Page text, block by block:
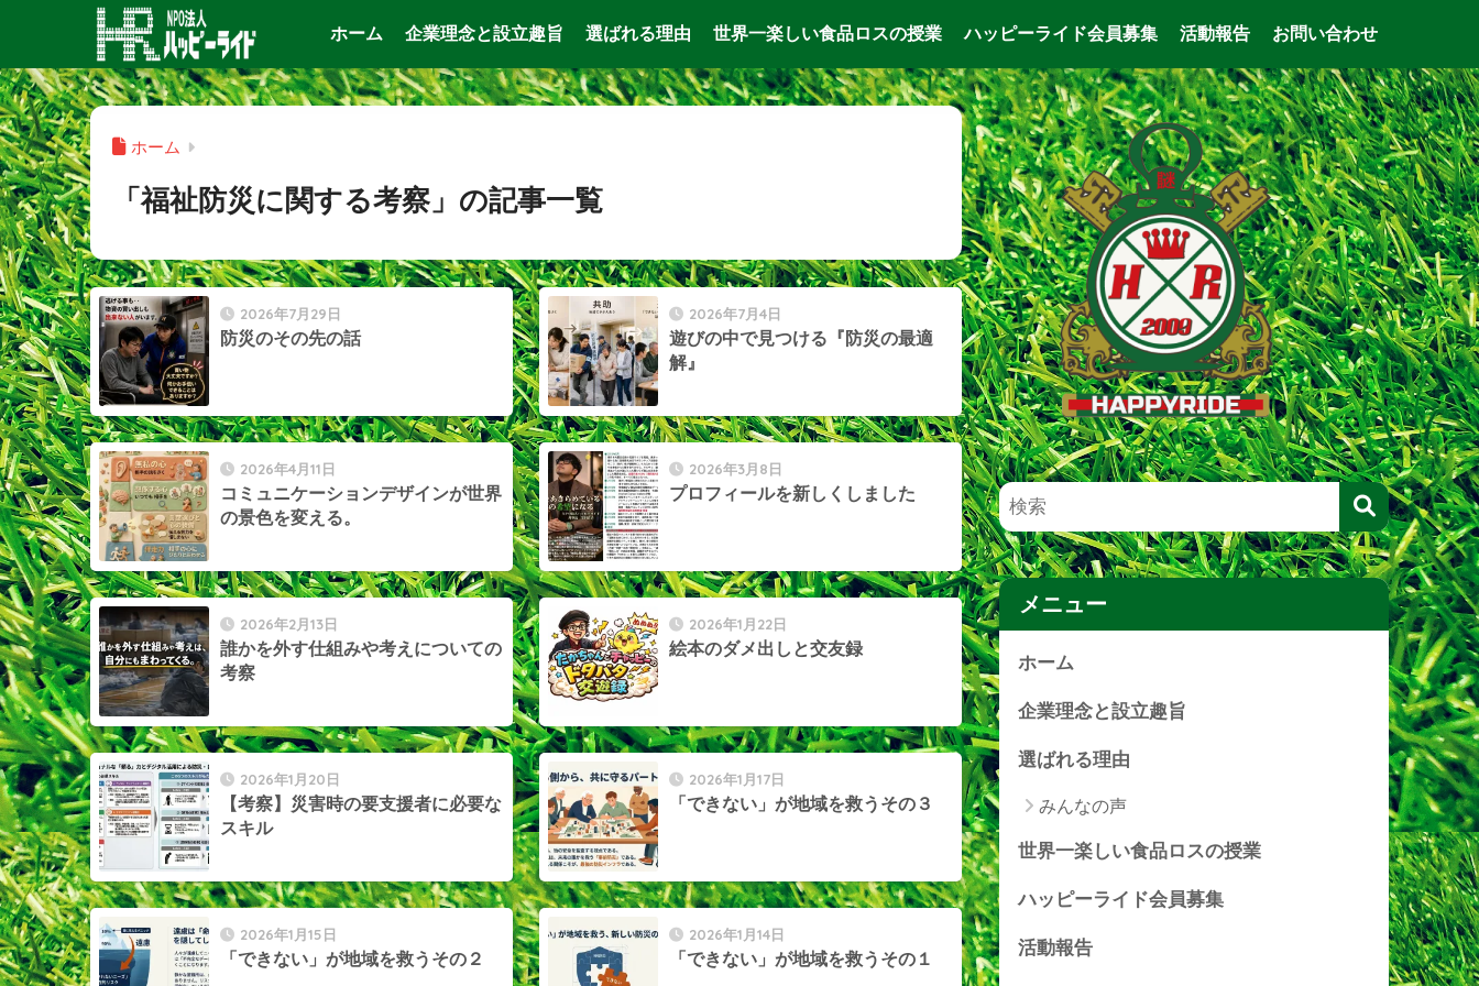
ホーム 企業理念と設立趣旨 選ばれる理由 世界一楽しい食品ロスの授業 ハッピーライド会員募集 活動報告 お問い合わせ
ホーム
「福祉防災に関する考察」の記事一覧
2026年7月29日
防災のその先の話
2026年7月4日
遊びの中で見つける『防災の最適
解』
2026年4月11日
コミュニケーションデザインが世界
の景色を変える。
2026年3月8日
プロフィールを新しくしました
2026年2月13日
誰かを外す仕組みや考えについての
考察
2026年1月22日
絵本のダメ出しと交友録
2026年1月20日
【考察】災害時の要支援者に必要な
スキル
2026年1月17日
「できない」が地域を救うその３
2026年1月15日
「できない」が地域を救うその２
2026年1月14日
「できない」が地域を救うその１
メニュー
ホーム
企業理念と設立趣旨
選ばれる理由
みんなの声
世界一楽しい食品ロスの授業
ハッピーライド会員募集
活動報告